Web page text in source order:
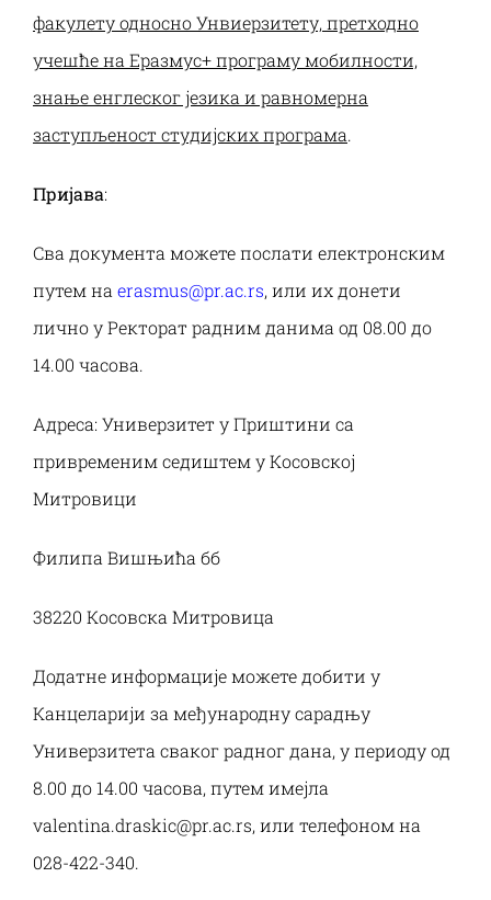
факулету односно Унвиерзитету, претходно
учешће на Еразмус+ програму мобилности,
знање енглеског језика и равномерна
заступљеност студијских програма.
Пријава:
Сва документа можете послати електронским
путем на erasmus@pr.ac.rs, или их донети
лично у Ректорат радним данима од 08.00 до
14.00 часова.
Адреса: Универзитет у Приштини са
привременим седиштем у Косовској
Митровици
Филипа Вишњића бб
38220 Косовска Митровица
Додатне информације можете добити у
Канцеларији за међународну сарадњу
Универзитета сваког радног дана, у периоду од
8.00 до 14.00 часова, путем имејла
valentina.draskic@pr.ac.rs, или телефоном на
028-422-340.